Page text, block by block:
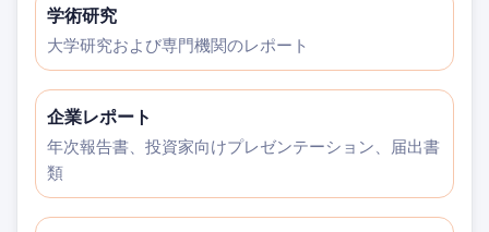
学術研究
大学研究および専門機関のレポート
企業レポート
年次報告書、投資家向けプレゼンテーション、届出書
類